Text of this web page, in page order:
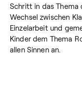
Schritt in das Thema
Wechsel zwischen
Einzelarbeit und
Kinder dem Thema
allen Sinnen an.